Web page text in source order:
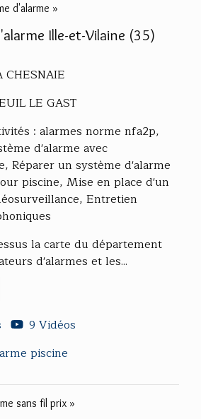
d'alarme »
Ille-et-Vilaine (35)
CHESNAIE
LE GAST
: alarmes norme nfa2p,
d'alarme avec
Réparer un système d'alarme
piscine, Mise en place d'un
Entretien
la carte du département
d'alarmes et les...
9 Vidéos
piscine
sans fil prix »